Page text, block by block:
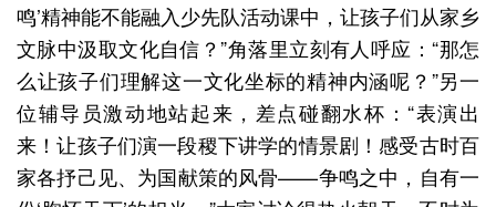
鸣’精神能不能融入少先队活动课中，让孩子们从家乡
文脉中汲取文化自信？”角落里立刻有人呼应：“那怎
么让孩子们理解这一文化坐标的精神内涵呢？”另一
位辅导员激动地站起来，差点碰翻水杯：“表演出
来！让孩子们演一段稷下讲学的情景剧！感受古时百
家各抒己见、为国献策的风骨——争鸣之中，自有一